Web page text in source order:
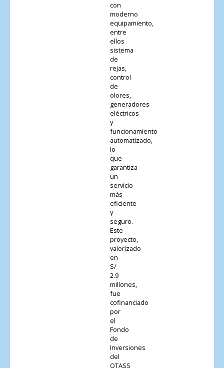
con
moderno
equipamiento,
entre
ellos
sistema
de
rejas,
control
de
olores,
generadores
eléctricos
y
funcionamiento
automatizado,
lo
que
garantiza
un
servicio
más
eficiente
y
seguro.
Este
proyecto,
valorizado
en
S/
2.9
millones,
fue
cofinanciado
por
el
Fondo
de
Inversiones
del
OTASS